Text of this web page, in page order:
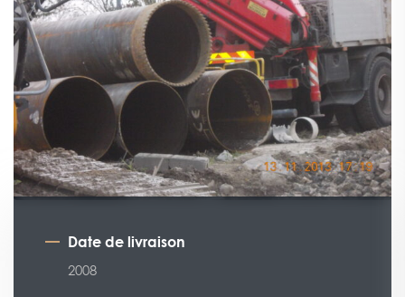
Date de livraison
2008